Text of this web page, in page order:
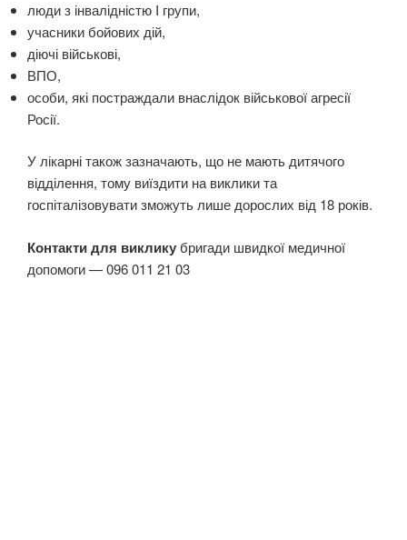
люди з інвалідністю I групи,
учасники бойових дій,
діючі військові,
ВПО,
особи, які постраждали внаслідок військової агресії
Росії.
У лікарні також зазначають, що не мають дитячого
відділення, тому виїздити на виклики та
госпіталізовувати зможуть лише дорослих від 18 років.
Контакти для виклику бригади швидкої медичної
допомоги — 096 011 21 03